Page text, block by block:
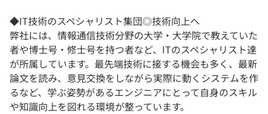
◆IT技術のスペシャリスト集団◎技術向上へ
弊社には、情報通信技術分野の大学・大学院で教えていた
者や博士号・修士号を持つ者など、ITのスペシャリスト達
が所属しています。最先端技術に接する機会も多く、最新
論文を読み、意見交換をしながら実際に動くシステムを作
るなど、学ぶ姿勢があるエンジニアにとって自身のスキル
や知識向上を図れる環境が整っています。